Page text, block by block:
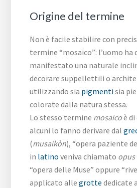
Origine del termine
Non è facile stabilire con
termine “mosaico”: l’uomo ha
manifestato una naturale
decorare suppellettili o
utilizzando sia pigmentisia
colorate dalla natura stessa.
Lo stesso termine mosaicoè
alcuni lo fanno derivare dal
(musaikòn), “opera paziente
in latino veniva chiamato opus
“opera delle Muse” oppure
applicato allegrotte dedicate